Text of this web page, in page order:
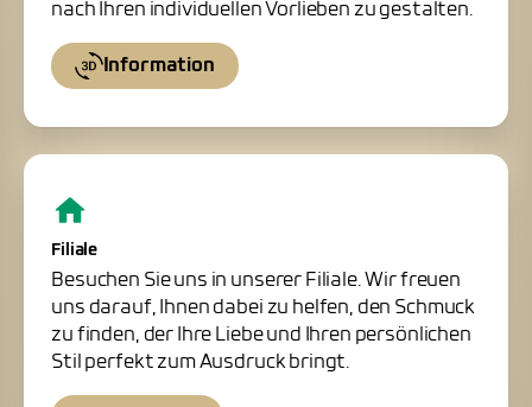
nach Ihren individuellen Vorlieben zu gestalten.
Information
Filiale
Besuchen Sie uns in unserer Filiale. Wir freuen
uns darauf, Ihnen dabei zu helfen, den Schmuck
zu finden, der Ihre Liebe und Ihren persönlichen
Stil perfekt zum Ausdruck bringt.